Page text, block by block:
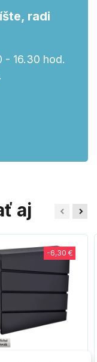
radi
- 16.30 hod.
aj
-6,30 €